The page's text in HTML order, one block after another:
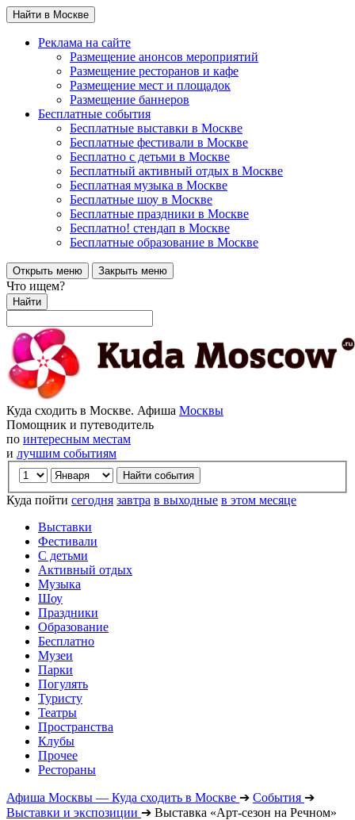
Найти в Москве
Реклама на сайте
Размещение анонсов мероприятий
Размещение ресторанов и кафе
Размещение мест и площадок
Размещение баннеров
Бесплатные события
Бесплатные выставки в Москве
Бесплатные фестивали в Москве
Бесплатно с детьми в Москве
Бесплатный активный отдых в Москве
Бесплатная музыка в Москве
Бесплатные шоу в Москве
Бесплатные праздники в Москве
Бесплатно! стендап в Москве
Бесплатные образование в Москве
Открыть меню Закрыть меню
Что ищем?
Найти
Куда сходить в Москве. Афиша Москвы
Помощник и путеводитель
по интересным местам
и лучшим событиям
Куда пойти сегодня завтра в выходные в этом месяце
Выставки
Фестивали
С детьми
Активный отдых
Музыка
Шоу
Праздники
Образование
Бесплатно
Музеи
Парки
Погулять
Туристу
Театры
Пространства
Клубы
Прочее
Рестораны
Афиша Москвы — Куда сходить в Москве ➔ События ➔
Выставки и экспозиции ➔ Выставка «Арт-сезон на Речном»